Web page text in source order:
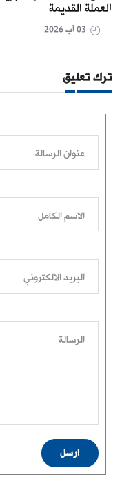
العملة القديمة
ترك تعليق
عنوان الرسالة
الاسم الكامل
البريد الالكتروني
الرسالة
ارسل